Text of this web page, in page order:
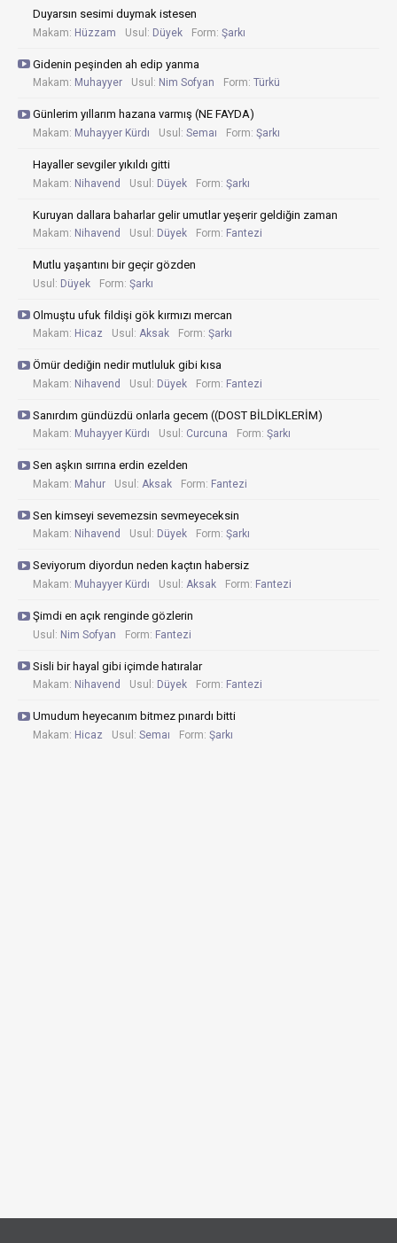
Duyarsın sesimi duymak istesen
Makam: Hüzzam Usul: Düyek Form: Şarkı
Gidenin peşinden ah edip yanma
Makam: Muhayyer Usul: Nim Sofyan Form: Türkü
Günlerim yıllarım hazana varmış (NE FAYDA)
Makam: Muhayyer Kürdı Usul: Semaı Form: Şarkı
Hayaller sevgiler yıkıldı gitti
Makam: Nihavend Usul: Düyek Form: Şarkı
Kuruyan dallara baharlar gelir umutlar yeşerir geldiğin zaman
Makam: Nihavend Usul: Düyek Form: Fantezi
Mutlu yaşantını bir geçir gözden
Usul: Düyek Form: Şarkı
Olmuştu ufuk fildişi gök kırmızı mercan
Makam: Hicaz Usul: Aksak Form: Şarkı
Ömür dediğin nedir mutluluk gibi kısa
Makam: Nihavend Usul: Düyek Form: Fantezi
Sanırdım gündüzdü onlarla gecem ((DOST BİLDİKLERİM)
Makam: Muhayyer Kürdı Usul: Curcuna Form: Şarkı
Sen aşkın sırrına erdin ezelden
Makam: Mahur Usul: Aksak Form: Fantezi
Sen kimseyi sevemezsin sevmeyeceksin
Makam: Nihavend Usul: Düyek Form: Şarkı
Seviyorum diyordun neden kaçtın habersiz
Makam: Muhayyer Kürdı Usul: Aksak Form: Fantezi
Şimdi en açık renginde gözlerin
Usul: Nim Sofyan Form: Fantezi
Sisli bir hayal gibi içimde hatıralar
Makam: Nihavend Usul: Düyek Form: Fantezi
Umudum heyecanım bitmez pınardı bitti
Makam: Hicaz Usul: Semaı Form: Şarkı